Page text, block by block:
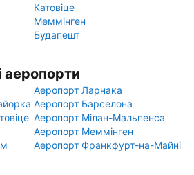
Катовіце
Меммінген
Будапешт
аеропорти
Аеропорт Ларнака
Аеропорт Барселона
Аеропорт Мілан-Мальпенса
Аеропорт Меммінген
Аеропорт Франкфурт-на-Майні